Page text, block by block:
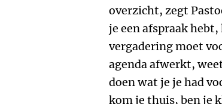
overzicht, zegt
je een afspraak
vergadering moet
agenda afwerkt,
doen wat je je had
kom je thuis, ben je